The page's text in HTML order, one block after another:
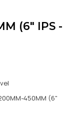
(6" IPS -
450MM (6"